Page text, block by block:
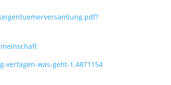
was-geht-1.4871154